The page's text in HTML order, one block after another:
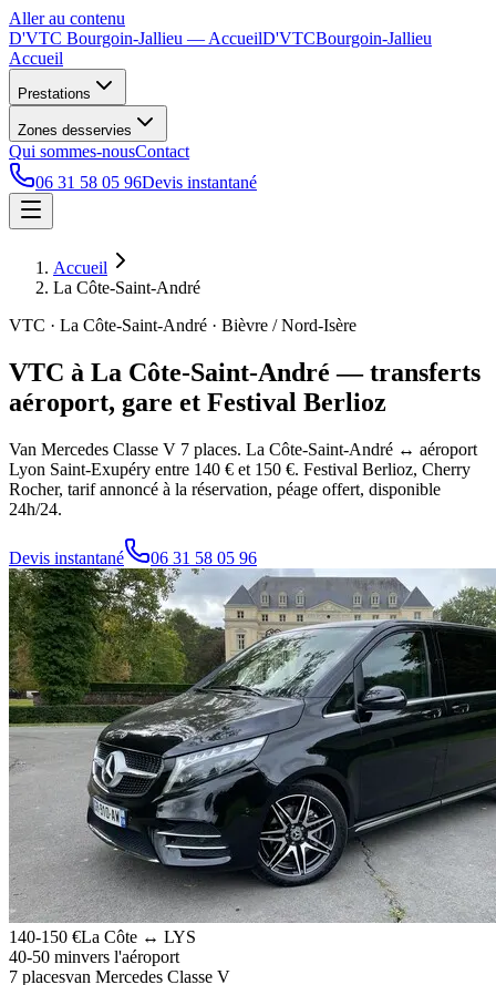
Aller au contenu
D'VTC Bourgoin-Jallieu — AccueilD'VTCBourgoin-Jallieu
Accueil
Prestations
Zones desservies
Qui sommes-nousContact
06 31 58 05 96Devis instantané
Accueil
La Côte-Saint-André
VTC · La Côte-Saint-André · Bièvre / Nord-Isère
VTC à La Côte-Saint-André — transferts
aéroport, gare et Festival Berlioz
Van Mercedes Classe V 7 places. La Côte-Saint-André ↔ aéroport
Lyon Saint-Exupéry entre 140 € et 150 €. Festival Berlioz, Cherry
Rocher, tarif annoncé à la réservation, péage offert, disponible
24h/24.
Devis instantané 06 31 58 05 96
140-150 €La Côte ↔ LYS
40-50 minvers l'aéroport
7 placesvan Mercedes Classe V